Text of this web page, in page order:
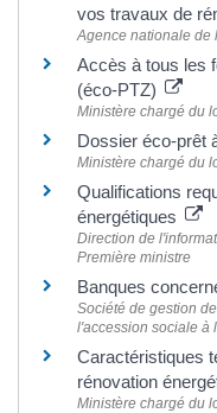
vos travaux de
Agence nationale de
Accès à tous les
(éco-PTZ)
Ministère chargé du
Dossier éco-prêt
Ministère chargé du
Qualifications
énergétiques
Direction de
Première ministre
Banques
Société de gestion
l'accession sociale à
Caractéristiques
rénovation
Ministère chargé du